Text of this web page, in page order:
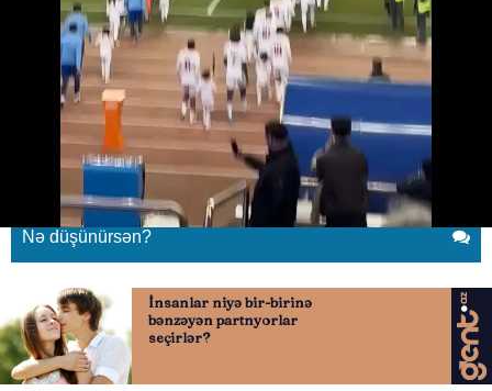
Əllərində çiçəklər...
08.03.2026
QAFQAZINFO.AZ ABUNƏ OL
Əllərində çiçəklər...
Nə düşünürsən?